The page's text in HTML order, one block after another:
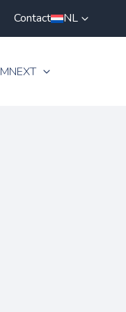
Contact NL
MNEXT